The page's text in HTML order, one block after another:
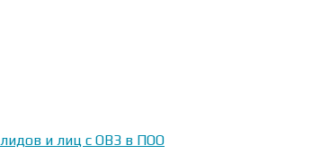
и лиц с ОВЗ в ПОО